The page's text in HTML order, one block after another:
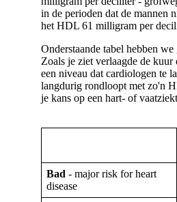
in de perioden dat de mannen
het HDL 61 milligram per
Onderstaande tabel hebben
Zoals je ziet verlaagde de
een niveau dat cardiologen te
langdurig rondloopt met zo'n
je kans op een hart- of
Bad - major risk for heart
disease